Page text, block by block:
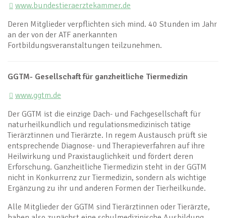
www.bundestieraerztekammer.de
Deren Mitglieder verpflichten sich mind. 40 Stunden im Jahr
an der von der ATF anerkannten
Fortbildungsveranstaltungen teilzunehmen.
GGTM- Gesellschaft für ganzheitliche Tiermedizin
www.ggtm.de
Der GGTM ist die einzige Dach- und Fachgesellschaft für
naturheilkundlich und regulationsmedizinisch tätige
Tierärztinnen und Tierärzte. In regem Austausch prüft sie
entsprechende Diagnose- und Therapieverfahren auf ihre
Heilwirkung und Praxistauglichkeit und fördert deren
Erforschung. Ganzheitliche Tiermedizin steht in der GGTM
nicht in Konkurrenz zur Tiermedizin, sondern als wichtige
Ergänzung zu ihr und anderen Formen der Tierheilkunde.
Alle Mitglieder der GGTM sind Tierärztinnen oder Tierärzte,